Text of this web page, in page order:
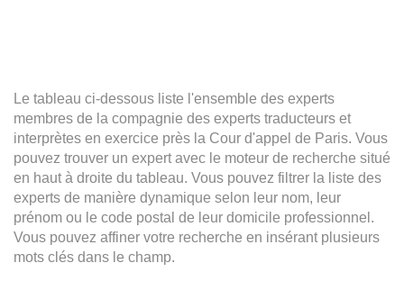
Le tableau ci-dessous liste l'ensemble des experts
membres de la compagnie des experts traducteurs et
interprètes en exercice près la Cour d'appel de Paris. Vous
pouvez trouver un expert avec le moteur de recherche situé
en haut à droite du tableau. Vous pouvez filtrer la liste des
experts de manière dynamique selon leur nom, leur
prénom ou le code postal de leur domicile professionnel.
Vous pouvez affiner votre recherche en insérant plusieurs
mots clés dans le champ.